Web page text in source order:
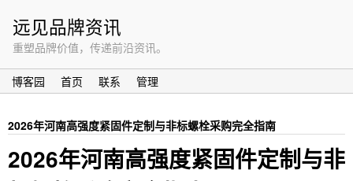
远见品牌资讯
重塑品牌价值，传递前沿资讯。
博客园 首页 联系 管理
2026年河南高强度紧固件定制与非标螺栓采购完全指南
2026年河南高强度紧固件定制与非